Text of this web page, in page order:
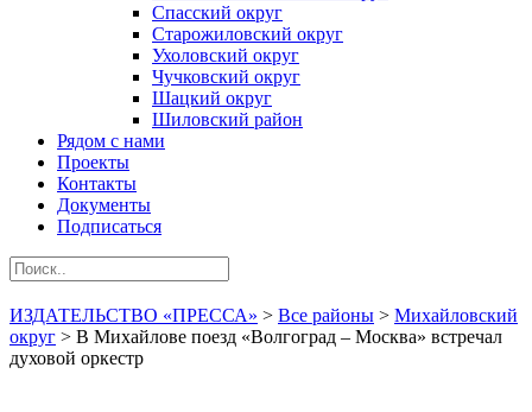
Спасский округ
Старожиловский округ
Ухоловский округ
Чучковский округ
Шацкий округ
Шиловский район
Рядом с нами
Проекты
Контакты
Документы
Подписаться
ИЗДАТЕЛЬСТВО «ПРЕССА» > Все районы > Михайловский
округ > В Михайлове поезд «Волгоград – Москва» встречал
духовой оркестр